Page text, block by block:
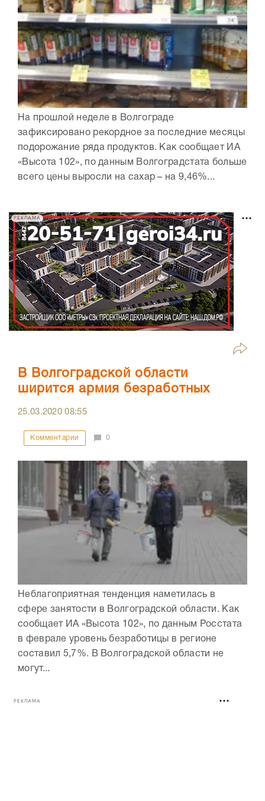
На прошлой неделе в Волгограде
зафиксировано рекордное за последние месяцы
подорожание ряда продуктов. Как сообщает ИА
«Высота 102», по данным Волгоградстата больше
всего цены выросли на сахар – на 9,46%...
РЕКЛАМА
В Волгоградской области
ширится армия безработных
25.03.202008:55
Комментарии 0
Неблагоприятная тенденция наметилась в
сфере занятости в Волгоградской области. Как
сообщает ИА «Высота 102», по данным Росстата
в феврале уровень безработицы в регионе
составил 5,7%. В Волгоградской области не
могут...
РЕКЛАМА